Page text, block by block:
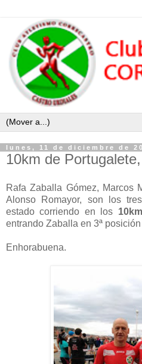
lunes, 11 de diciembre de
10km de
Rafa Zaballa Gómez, Marcos
Alonso Romayor, son los
estado corriendo en los
entrando Zaballa en 3ª
Enhorabuena.